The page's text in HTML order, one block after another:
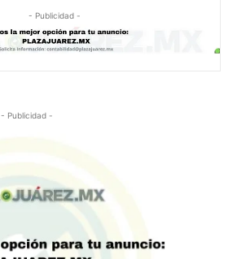
- Publicidad -
- Publicidad -